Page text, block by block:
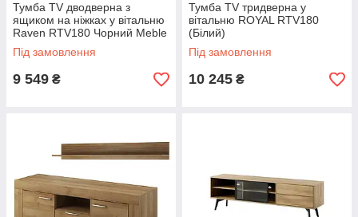
Тумба TV дводверна з
ящиком на ніжках у вітальню
Raven RTV180 Чорний Meble
Piaski
Під замовлення
9 549 ₴
Тумба TV тридверна у
вітальню ROYAL RTV180
(Білий)
Під замовлення
10 245 ₴